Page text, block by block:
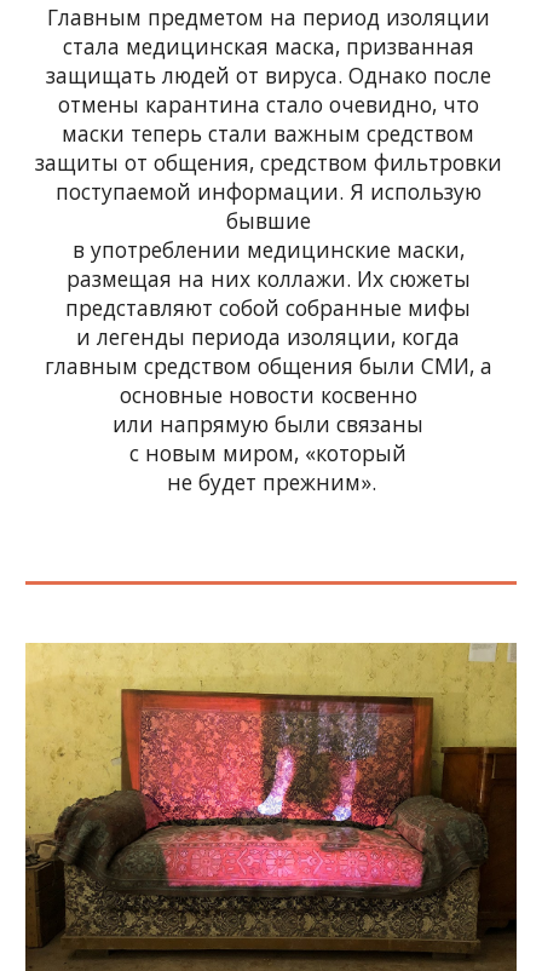
Главным предметом на период изоляции
стала медицинская маска, призванная
защищать людей от вируса. Однако после
отмены карантина стало очевидно, что
маски теперь стали важным средством
защиты от общения, средством фильтровки
поступаемой информации. Я использую
бывшие
в употреблении медицинские маски,
размещая на них коллажи. Их сюжеты
представляют собой собранные мифы
и легенды периода изоляции, когда
главным средством общения были СМИ, а
основные новости косвенно
или напрямую были связаны
с новым миром, «который
не будет прежним».